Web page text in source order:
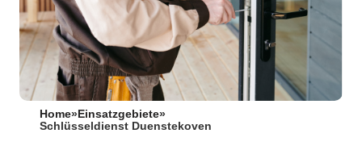
Home» Einsatzgebiete»
Schlüsseldienst Duenstekoven